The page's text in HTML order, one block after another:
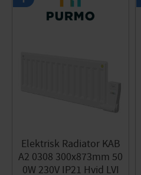
Elektrisk Radiator KAB
A2 0308 300x873mm 50
0W 230V IP21 Hvid LVI